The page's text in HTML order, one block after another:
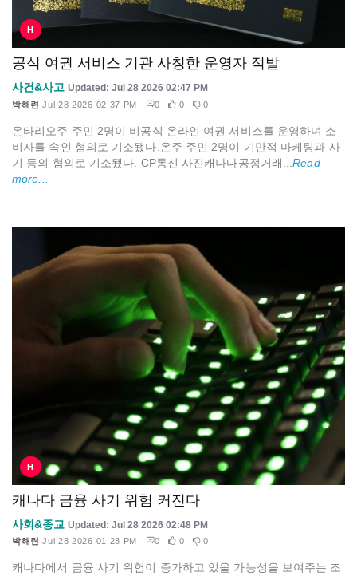
H
공식 여권 서비스 기관 사칭한 운영자 적발
사건&사고 Updated: Jul 28 2026 02:47 PM
박해련 Jul 28 2026 02:37 PM 0 0 0
온타리오주 주민 2명이 비공식 온라인 여권 서비스를 운영하며 소
비자를 속인 혐의로 기소됐다.온주 주민 2명이 기만적 마케팅과 사
기 등의 혐의로 기소됐다. CP통신 사진캐나다공정거래...Read
more...
H
캐나다 금융 사기 위험 커진다
사회&종교 Updated: Jul 28 2026 02:48 PM
박해련 Jul 28 2026 01:28 PM 0 0 0
캐나다에서 금융 사기 위험이 증가하고 있을 가능성을 보여주는 조